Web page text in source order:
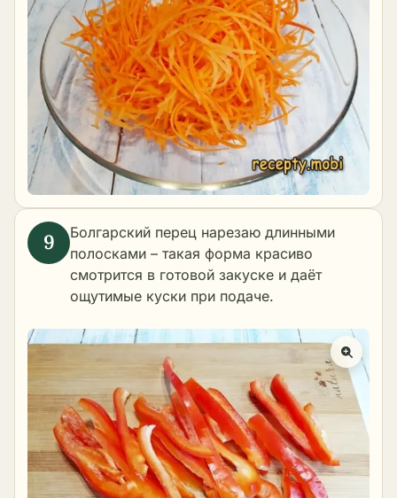
Болгарский перец нарезаю длинными
полосками – такая форма красиво
смотрится в готовой закуске и даёт
ощутимые куски при подаче.